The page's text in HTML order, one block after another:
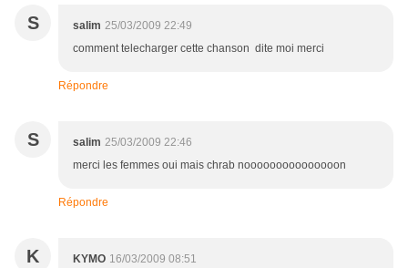
S salim 25/03/2009 22:49
comment telecharger cette chanson dite moi merci
Répondre
S salim 25/03/2009 22:46
merci les femmes oui mais chrab nooooooooooooooon
Répondre
K KYMO 16/03/2009 08:51